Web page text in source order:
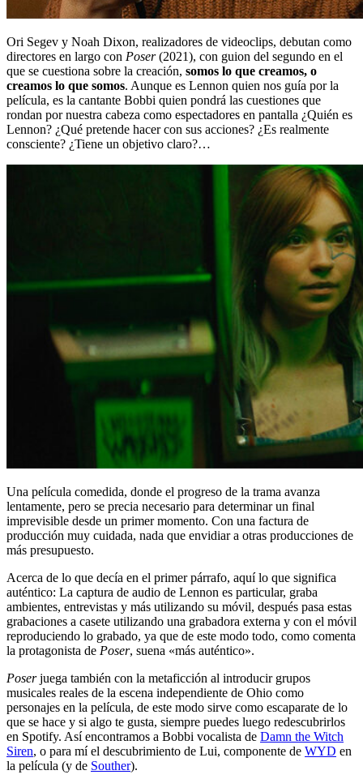
Ori Segev y Noah Dixon, realizadores de videoclips, debutan como
directores en largo con Poser(2021), con guion del segundo en el
que se cuestiona sobre la creación, somos lo que creamos, o
creamos lo que somos. Aunque es Lennon quien nos guía por la
película, es la cantante Bobbi quien pondrá las cuestiones que
rondan por nuestra cabeza como espectadores en pantalla ¿Quién es
Lennon? ¿Qué pretende hacer con sus acciones? ¿Es realmente
consciente? ¿Tiene un objetivo claro?…
Una película comedida, donde el progreso de la trama avanza
lentamente, pero se precia necesario para determinar un final
imprevisible desde un primer momento. Con una factura de
producción muy cuidada, nada que envidiar a otras producciones de
más presupuesto.
Acerca de lo que decía en el primer párrafo, aquí lo que significa
auténtico: La captura de audio de Lennon es particular, graba
ambientes, entrevistas y más utilizando su móvil, después pasa estas
grabaciones a casete utilizando una grabadora externa y con el móvil
reproduciendo lo grabado, ya que de este modo todo, como comenta
la protagonista de Poser, suena «más auténtico».
Poserjuega también con la metaficción al introducir grupos
musicales reales de la escena independiente de Ohio como
personajes en la película, de este modo sirve como escaparate de lo
que se hace y si algo te gusta, siempre puedes luego redescubrirlos
en Spotify. Así encontramos a Bobbi vocalista de Damn the Witch
Siren, o para mí el descubrimiento de Lui, componente de WYD en
la película (y de Souther).